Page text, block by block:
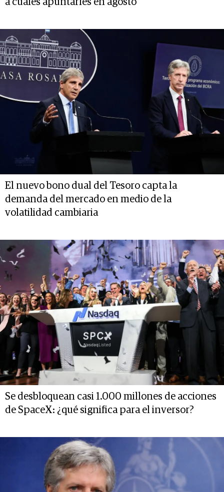
El nuevo bono dual del Tesoro capta la
demanda del mercado en medio de la
volatilidad cambiaria
Se desbloquean casi 1.000 millones de acciones
de SpaceX: ¿qué significa para el inversor?